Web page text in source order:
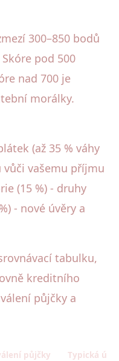
300–850 bodů
pod 500
nad 700 je
morálky.
(až 35 % váhy
vůči vašemu příjmu
(15 %) - druhy
- nové úvěry a
tabulku,
kreditního
půjčky a
půjčky Typická